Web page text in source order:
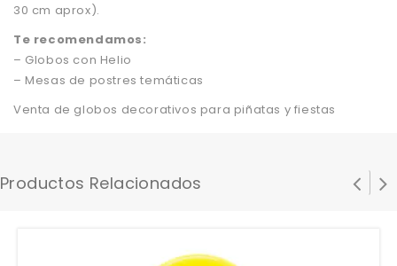
30 cm aprox).
Te recomendamos:
– Globos con Helio
– Mesas de postres temáticas
Venta de globos decorativos para piñatas y fiestas
Productos Relacionados